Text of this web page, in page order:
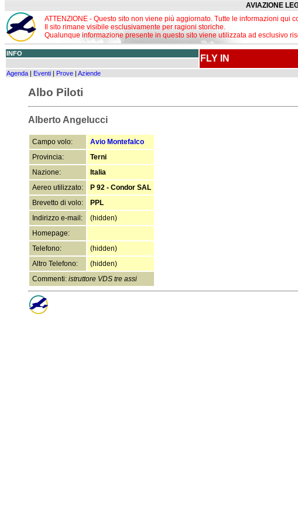
AVIAZIONE
ATTENZIONE - Questo sito non viene più aggiornato. Tutte le informazioni qui
Il sito rimane visibile esclusivamente per ragioni storiche.
Qualunque informazione presente in questo sito viene utilizzata ad esclusivo
INFO FLY IN
Agenda | Eventi | Prove | Aziende
Albo Piloti
Alberto Angelucci
Campo volo:
Avio Montefalco
Provincia:
Terni
Nazione:
Italia
Aereo utilizzato:
P 92 - Condor SAL
Brevetto di volo:
PPL
Indirizzo e-mail:
(hidden)
Homepage:
Telefono:
(hidden)
Altro Telefono:
(hidden)
Commenti: istruttore VDS tre assi